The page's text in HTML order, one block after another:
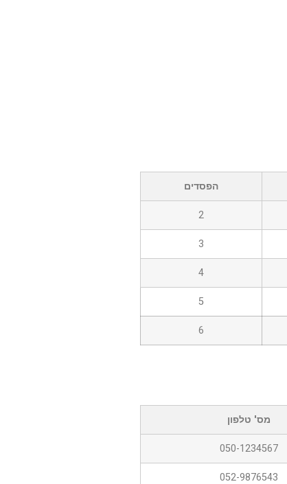
הפסדים
2
3
4
5
6
מס' טלפון
050-1234567
052-9876543